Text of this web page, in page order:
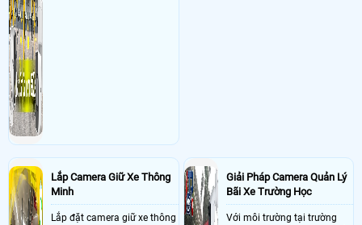
Lắp Camera Giữ Xe Thông
Minh
Lắp đặt camera giữ xe thông
Giải Pháp Camera Quản Lý
Bãi Xe Trường Học
Với môi trường tại trường